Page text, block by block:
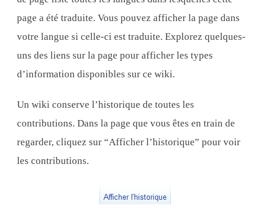
page a été traduite. Vous pouvez afficher la page dans
votre langue si celle-ci est traduite. Explorez quelques-
uns des liens sur la page pour afficher les types
d’information disponibles sur ce wiki.
Un wiki conserve l’historique de toutes les
contributions. Dans la page que vous êtes en train de
regarder, cliquez sur “Afficher l’historique” pour voir
les contributions.